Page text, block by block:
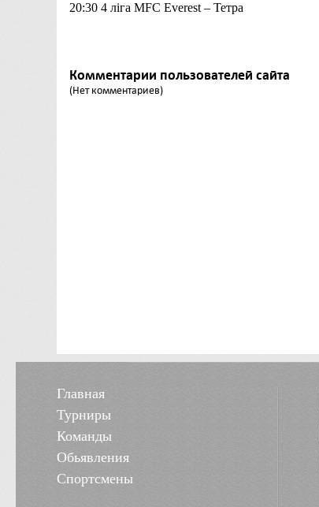
20:30 4 ліга MFC Everest – Тетра
Комментарии пользователей сайта
(Нет комментариев)
Главная
Турниры
Команды
Обьявления
Спортсмены